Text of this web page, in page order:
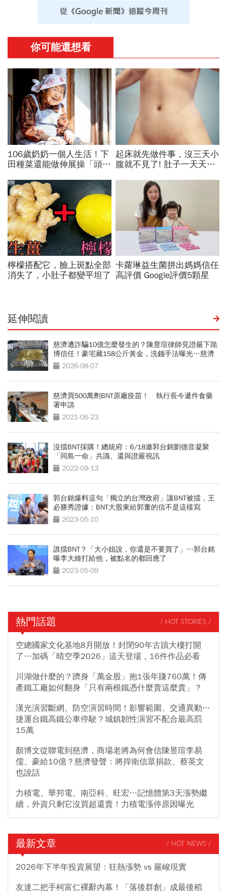
延伸閱讀
慈濟遭詐騙10億怎麼發生的？陳昱瑄律師見證嚴下跪
博信任！豪宅藏158公斤黃金，洗錢手法曝光…慈濟
回應了
2026-08-07
慈濟買500萬劑BNT原廠疫苗！ 執行長今遞件食藥
署申請
2021-06-23
沒擋BNT採購！總統府：6/18邀郭台銘劉德音凝聚
「同島一命」共識、還與證嚴視訊
2022-09-13
郭台銘爆料這句「獨立的台灣政府」讓BNT被擋，王
必勝秀證據：BNT大股東給郭董的信不是這樣寫
2023-05-10
誰擋BNT？「大小姐說，你還是不要買了」…郭台銘
曝李大維打給他，被點名的都回應了
2023-05-09
熱門話題 / HOT STORIES /
空總國家文化基地8月開放！封閉90年古蹟大樓打開
了…加碼「晴空季2026」這天登場，16件作品必看
川湖做什麼的？躋身「萬金股」抱1張年賺760萬！傳
產鐵工廠如何翻身「只有兩根鐵憑什麼賣這麼貴」？
漢光演習斷網、防空演習時間！影響範圍、交通異動…
捷運台鐵高鐵公車停駛？城鎮韌性演習不配合最高罰
15萬
顏博文從聯電到慈濟，商場老將為何會信陳昱瑄李易
儒、豪給10億？慈濟發聲：將捍衛信眾捐款、蔡英文
也說話
力積電、華邦電、南亞科、旺宏…記憶體第3天漲勢繼
續，外資只剩它沒買超還賣！力積電漲停原因曝光
最新文章 / HOT NEWS /
2026年下半年投資展望：狂熱漲勢 vs 嚴峻現實
友達二把手柯富仁裸辭內幕！「落後群創」成最後稻